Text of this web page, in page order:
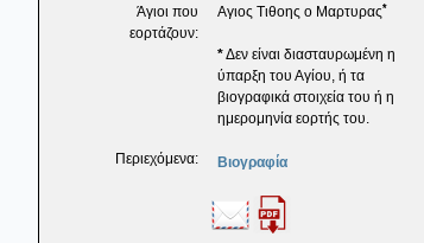
Άγιοι που
εορτάζουν:
Αγιος Τιθοης ο Μαρτυρας*
*Δεν είναι διασταυρωμένη η
ύπαρξη του Αγίου, ή τα
βιογραφικά στοιχεία του ή η
ημερομηνία εορτής του.
Περιεχόμενα: Βιογραφία